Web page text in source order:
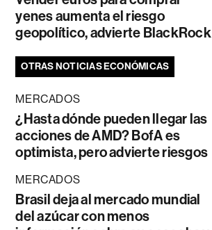
yenes aumenta el riesgo
geopolítico, advierte BlackRock
OTRAS NOTICIAS ECONÓMICAS
MERCADOS
¿Hasta dónde pueden llegar las
acciones de AMD? BofA es
optimista, pero advierte riesgos
MERCADOS
Brasil deja al mercado mundial
del azúcar con menos